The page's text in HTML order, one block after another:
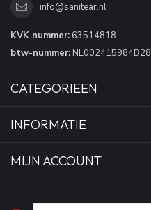
info@sanitear.nl
KVK nummer: 63514818
btw-nummer: NL002415984B28
CATEGORIEËN
INFORMATIE
MIJN ACCOUNT